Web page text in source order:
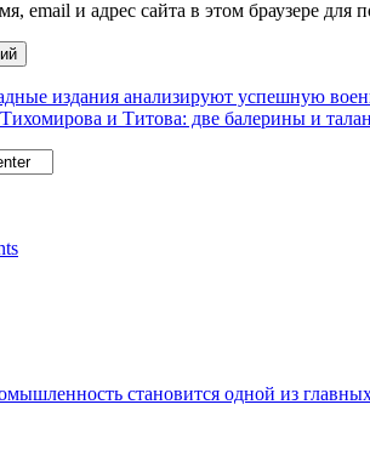
email и адрес сайта в этом браузере
издания анализируют успешную
Тихомирова и Титова: две балерины и
становится одной из